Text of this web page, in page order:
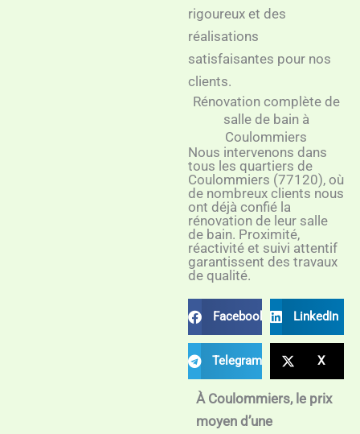
rigoureux et des
réalisations
satisfaisantes pour nos
clients.
Rénovation complète de
salle de bain à
Coulommiers
Nous intervenons dans
tous les quartiers de
Coulommiers (77120), où
de nombreux clients nous
ont déjà confié la
rénovation de leur salle
de bain. Proximité,
réactivité et suivi attentif
garantissent des travaux
de qualité.
Facebook LinkedIn
Telegram X
À Coulommiers, le prix
moyen d’une